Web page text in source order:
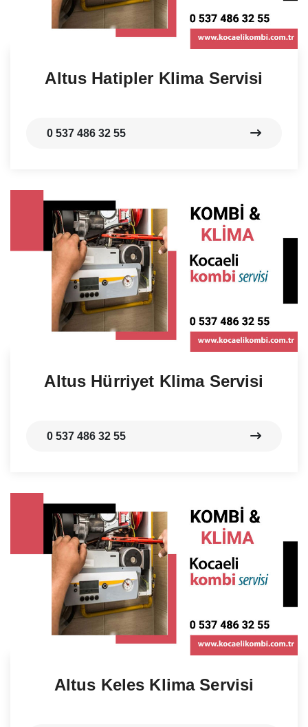
Altus Hatipler Klima Servisi
0 537 486 32 55
Altus Hürriyet Klima Servisi
0 537 486 32 55
Altus Keles Klima Servisi